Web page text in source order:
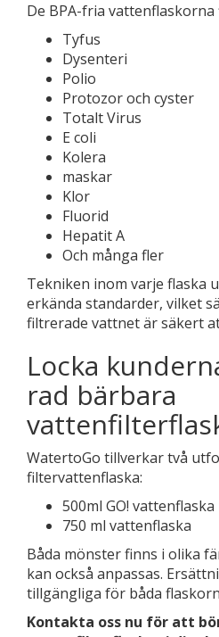
De BPA-fria
Tyfus
Dysenteri
Polio
Protozor och cyster
Totalt Virus
E coli
Kolera
maskar
Klor
Fluorid
Hepatit A
Och många fler
Tekniken inom varje flaska
erkända standarder, vilket
filtrerade vattnet är säkert
Locka
rad bärbara
WatertoGo tillverkar två
filtervattenflaska:
500ml GO! vattenflaska
750 ml vattenflaska
Båda mönster finns i olika
kan också anpassas.
tillgängliga för båda
Kontakta oss nu för att